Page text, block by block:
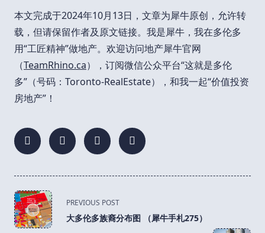
本文完成于2024年10月13日，文章为犀牛原创，允许转
载，但请保留作者及原文链接。我是犀牛，我在多伦多
用“工匠精神”做地产。欢迎访问地产犀牛官网
（TeamRhino.ca），订阅微信公众平台“这就是多伦
多”（号码：Toronto-RealEstate），和我一起“价值投资
房地产”！
<span
class="nav-
subtitle
PREVIOUS POST
大多伦多族裔分布图 （犀牛手札275）